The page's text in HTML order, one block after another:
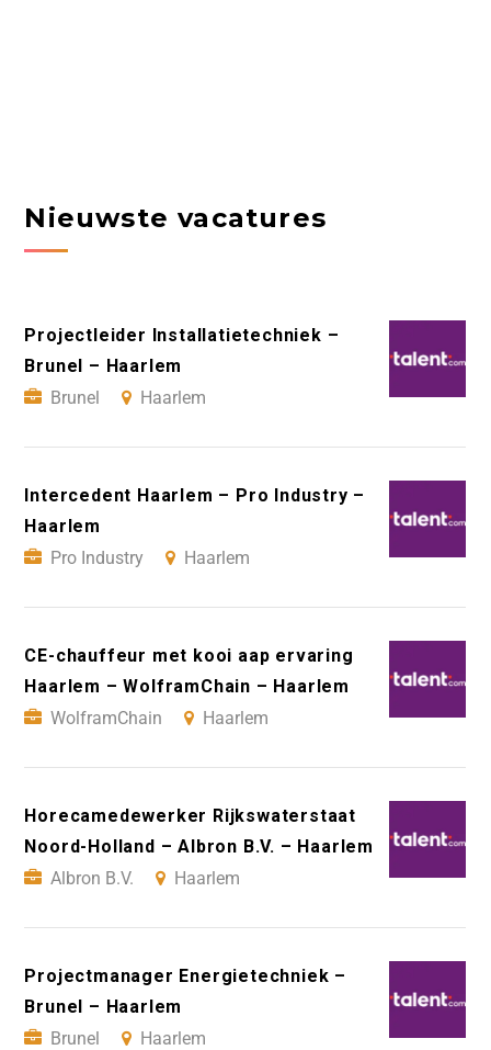
Nieuwste vacatures
Projectleider Installatietechniek –
Brunel – Haarlem
Brunel
Haarlem
Intercedent Haarlem – Pro Industry –
Haarlem
Pro Industry
Haarlem
CE-chauffeur met kooi aap ervaring
Haarlem – WolframChain – Haarlem
WolframChain
Haarlem
Horecamedewerker Rijkswaterstaat
Noord-Holland – Albron B.V. – Haarlem
Albron B.V.
Haarlem
Projectmanager Energietechniek –
Brunel – Haarlem
Brunel
Haarlem